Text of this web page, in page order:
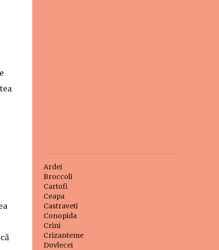
Ardei
Broccoli
Cartofi
Ceapa
Castraveti
Conopida
Crini
Crizanteme
Dovlecei